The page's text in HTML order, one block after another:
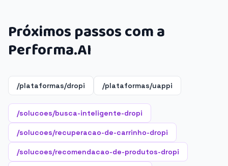
Próximos passos com a
Performa.AI
/plataformas/dropi /plataformas/uappi
/solucoes/busca-inteligente-dropi
/solucoes/recuperacao-de-carrinho-dropi
/solucoes/recomendacao-de-produtos-dropi